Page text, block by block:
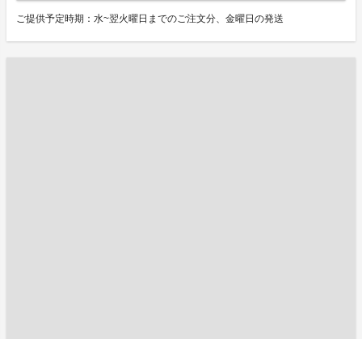
ご提供予定時期：水~翌火曜日までのご注文分、金曜日の発送